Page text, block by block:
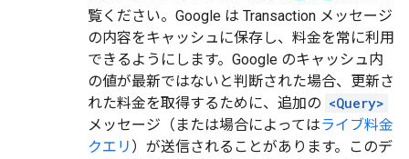
覧ください。Google は Transaction メッセージ
の内容をキャッシュに保存し、料金を常に利用
できるようにします。Google のキャッシュ内
の値が最新ではないと判断された場合、更新さ
れた料金を取得するために、追加の <Query>
メッセージ（または場合によってはライブ料金
クエリ ）が送信されることがあります。このデ